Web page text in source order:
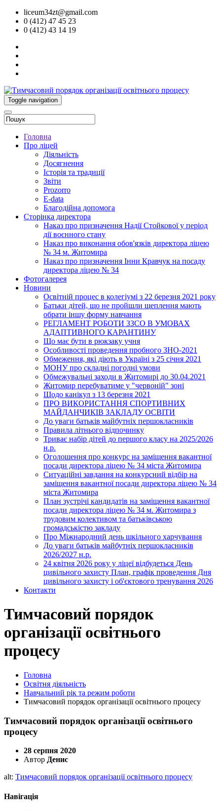
liceum34zt@gmail.com
0 (412) 47 45 23
0 (412) 43 14 19
Toggle navigation
Головна
Про ліцей
Діяльність
Досягнення
Історія та традиції
Звіти
Prozorro
E-data
Благодійна допомога
Сторінка директора
Наказ про призначення Надії Стойкової у період
дії воєнного стану
Наказ про виконання обов'язків директора ліцею
№ 34 м. Житомира
Наказ про призначення Інни Кравчук на посаду
директора ліцею № 34
Фотогалерея
Новини
Освітній процес в колегіумі з 22 березня 2021 року
Батьки дітей, що не пройшли щеплення мають
обрати іншу форму навчання
РЕГЛАМЕНТ РОБОТИ ЗЗСО В УМОВАХ
АДАПТИВНОГО КАРАНТИНУ
Що має бути в рюкзаку учня
Особливості проведення пробного ЗНО-2021
Обмеження, які діють в Україні з 25 січня 2021
МОНУ про складні погодні умови
Обмежувальні заходи в Житомирі до 30.04.2021
Житомир перебуватиме у "червоній" зоні
Щодо канікул з 13 березня 2021
ПРО ВИКОРИСТАННЯ СПОРТИВНИХ
МАЙДАНЧИКІВ ЗАКЛАДУ ОСВІТИ
До уваги батьків майбутніх першокласників
Правила літнього відпочинку
Триває набір дітей до першого класу на 2025/2026
н.р.
Оголошення про конкурс на заміщення вакантної
посади директора ліцею № 34 міста Житомира
Ситуаційні завдання на конкурсний відбір на
заміщення вакантної посади директора ліцею № 34
міста Житомира
План зустрічі кандидатів на заміщення вакантної
посади директора ліцею № 34 м. Житомира з
трудовим колективом та батьківською
громадськістю закладу
Про Міжнародний день шкільного харчування
До уваги батьків майбутніх першокласників
2026/2027 н.р.
24 квітня 2026 року у ліцеї відбудеться День
цивільного захисту План, графік проведення Дня
цивільного захисту і об'єктового тренування 2026
Контакти
Тимчасовий порядок
організації освітнього
процесу
Головна
Освітня діяльність
Навчальний рік та режим роботи
Тимчасовий порядок організації освітнього процесу
Тимчасовий порядок організації освітнього
процесу
28 серпня 2020
Автор Денис
alt: Тимчасовий порядок організації освітнього процесу
Навігація